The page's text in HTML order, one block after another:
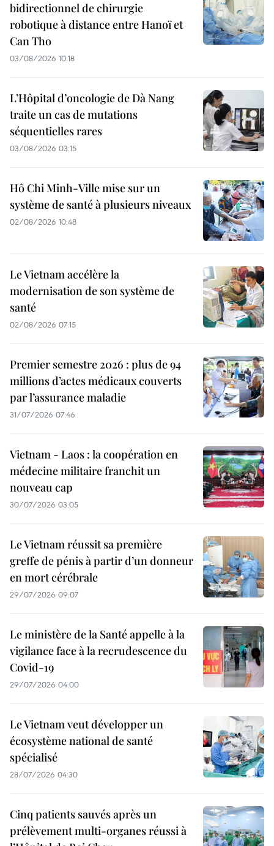
bidirectionnel de chirurgie
robotique à distance entre Hanoï et
Can Tho
03/08/2026 10:18
L’Hôpital d’oncologie de Dà Nang
traite un cas de mutations
séquentielles rares
03/08/2026 03:15
Hô Chi Minh-Ville mise sur un
système de santé à plusieurs niveaux
02/08/2026 10:48
Le Vietnam accélère la
modernisation de son système de
santé
02/08/2026 07:15
Premier semestre 2026 : plus de 94
millions d’actes médicaux couverts
par l’assurance maladie
31/07/2026 07:46
Vietnam - Laos : la coopération en
médecine militaire franchit un
nouveau cap
30/07/2026 03:05
Le Vietnam réussit sa première
greffe de pénis à partir d’un donneur
en mort cérébrale
29/07/2026 09:07
Le ministère de la Santé appelle à la
vigilance face à la recrudescence du
Covid-19
29/07/2026 04:00
Le Vietnam veut développer un
écosystème national de santé
spécialisé
28/07/2026 04:30
Cinq patients sauvés après un
prélèvement multi-organes réussi à